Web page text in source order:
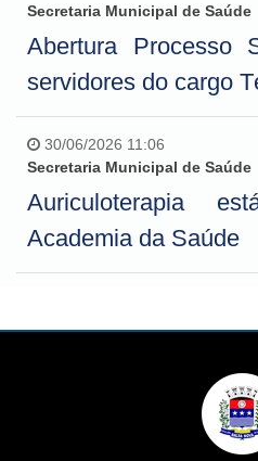
Secretaria Municipal de Saúde
Abertura Processo
servidores do cargo
30/06/2026 11:06
Secretaria Municipal de Saúde
Auriculoterapia
Academia da Saúde